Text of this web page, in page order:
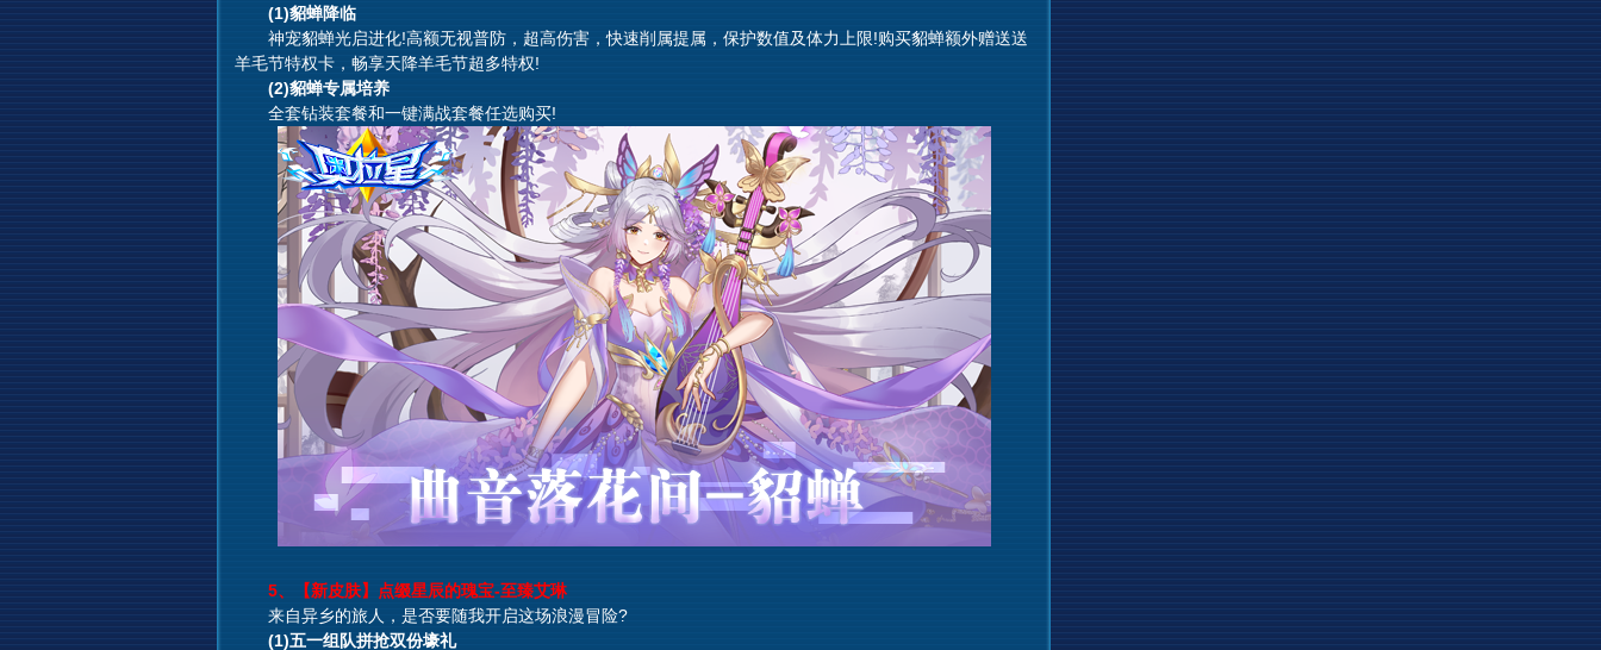
(1)貂蝉降临
神宠貂蝉光启进化!高额无视普防，超高伤害，快速削属提属，保护数值及体力上限!购买貂蝉额外赠送送
羊毛节特权卡，畅享天降羊毛节超多特权!
(2)貂蝉专属培养
全套钻装套餐和一键满战套餐任选购买!
5、【新皮肤】点缀星辰的瑰宝-至臻艾琳
来自异乡的旅人，是否要随我开启这场浪漫冒险?
(1)五一组队拼抢双份壕礼